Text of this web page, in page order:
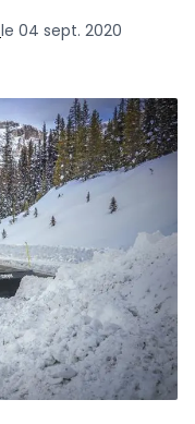
le 04 sept. 2020